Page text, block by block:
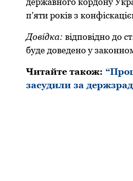
п’яти рoків з
Довідка: відповідно до
буде доведено у
Читайте також:
засудили за